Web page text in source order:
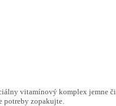
vitamínový komplex
potreby zopakujte.